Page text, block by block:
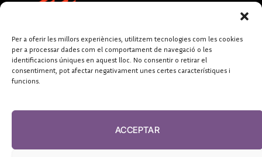
Per a oferir les millors experiències, utilitzem tecnologies com les cookies
per a processar dades com el comportament de navegació o les
identificacions úniques en aquest lloc. No consentir o retirar el
consentiment, pot afectar negativament unes certes característiques i
funcions.
ACCEPTAR
FUNDACIÓ